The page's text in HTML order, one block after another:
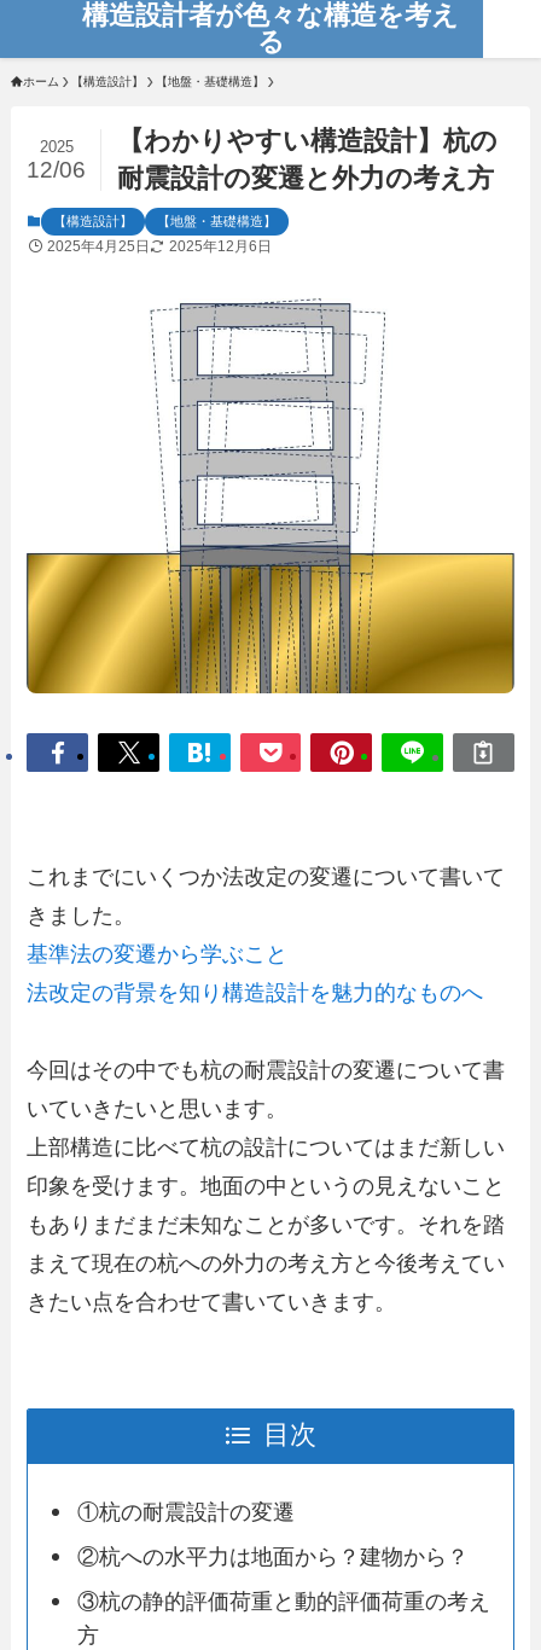
構造設計者が色々な構造を考え
る
ホーム 【構造設計】 【地盤・基礎構造】
【わかりやすい構造設計】杭の
耐震設計の変遷と外力の考え方
2025
12/06
【構造設計】 【地盤・基礎構造】
2025年4月25日 2025年12月6日
これまでにいくつか法改定の変遷について書いて
きました。
基準法の変遷から学ぶこと
法改定の背景を知り構造設計を魅力的なものへ
今回はその中でも杭の耐震設計の変遷について書
いていきたいと思います。
上部構造に比べて杭の設計についてはまだ新しい
印象を受けます。地面の中というの見えないこと
もありまだまだ未知なことが多いです。それを踏
まえて現在の杭への外力の考え方と今後考えてい
きたい点を合わせて書いていきます。
目次
①杭の耐震設計の変遷
②杭への水平力は地面から？建物から？
③杭の静的評価荷重と動的評価荷重の考え
方